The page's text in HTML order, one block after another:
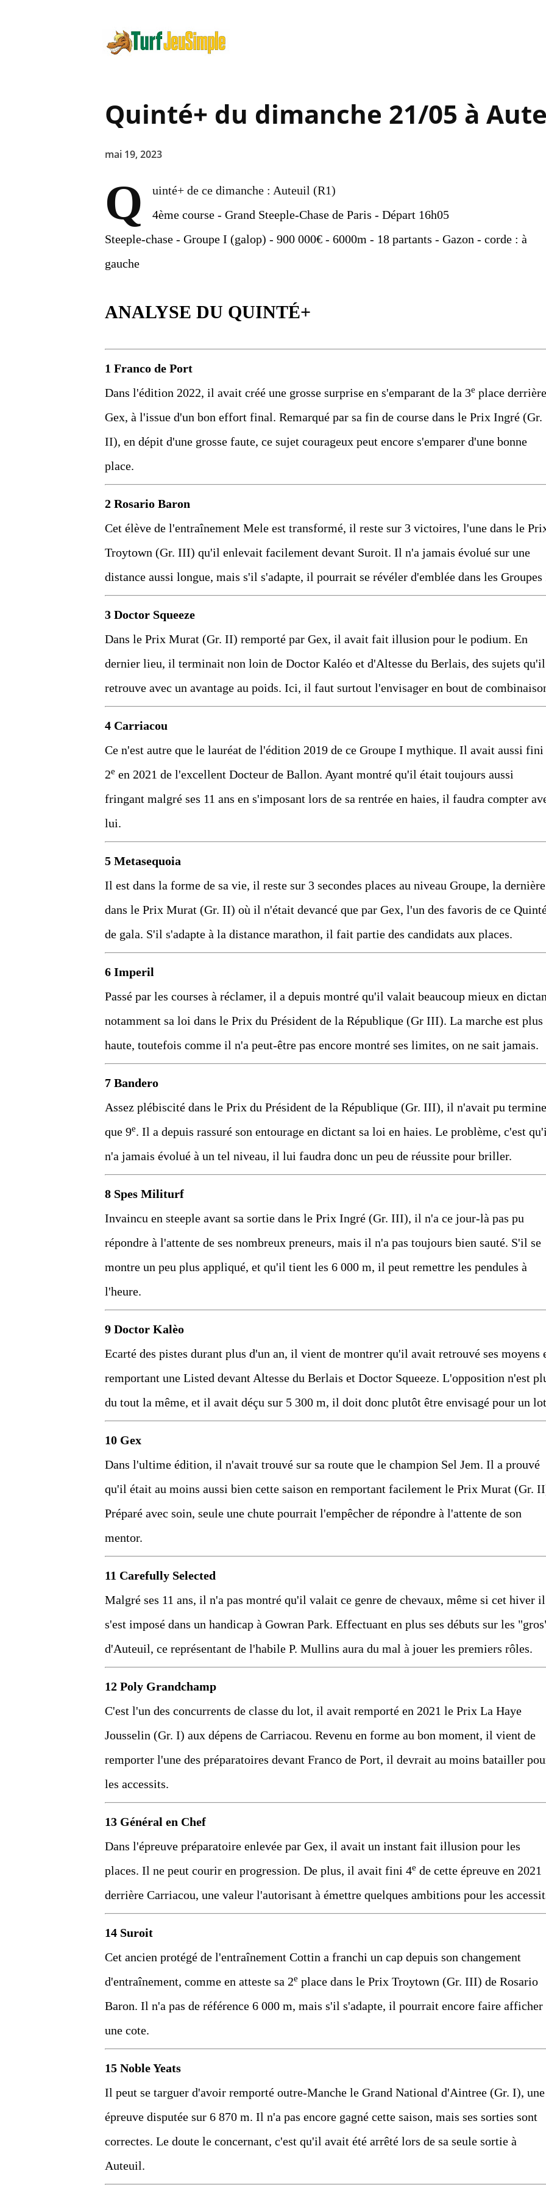
Quinté+ du dimanche 21/05 à
mai 19, 2023
Q
uinté+ de ce dimanche : Auteuil (R1)
4ème course - Grand Steeple-Chase de Paris - Départ 16h05
Steeple-chase - Groupe I (galop) - 900 000€ - 6000m - 18 partants - Gazon - corde : à
gauche
ANALYSE DU QUINTÉ+
1 Franco de Port
Dans l'édition 2022, il avait créé une grosse surprise en s'emparant de la 3e place derrière
Gex, à l'issue d'un bon effort final. Remarqué par sa fin de course dans le Prix Ingré (Gr.
II), en dépit d'une grosse faute, ce sujet courageux peut encore s'emparer d'une bonne
place.
2 Rosario Baron
Cet élève de l'entraînement Mele est transformé, il reste sur 3 victoires, l'une dans le
Troytown (Gr. III) qu'il enlevait facilement devant Suroit. Il n'a jamais évolué sur une
distance aussi longue, mais s'il s'adapte, il pourrait se révéler d'emblée dans les Groupes
3 Doctor Squeeze
Dans le Prix Murat (Gr. II) remporté par Gex, il avait fait illusion pour le podium. En
dernier lieu, il terminait non loin de Doctor Kaléo et d'Altesse du Berlais, des sujets qu'il
retrouve avec un avantage au poids. Ici, il faut surtout l'envisager en bout de
4 Carriacou
Ce n'est autre que le lauréat de l'édition 2019 de ce Groupe I mythique. Il avait aussi fini
2e en 2021 de l'excellent Docteur de Ballon. Ayant montré qu'il était toujours aussi
fringant malgré ses 11 ans en s'imposant lors de sa rentrée en haies, il faudra compter
lui.
5 Metasequoia
Il est dans la forme de sa vie, il reste sur 3 secondes places au niveau Groupe, la dernière
dans le Prix Murat (Gr. II) où il n'était devancé que par Gex, l'un des favoris de ce
de gala. S'il s'adapte à la distance marathon, il fait partie des candidats aux places.
6 Imperil
Passé par les courses à réclamer, il a depuis montré qu'il valait beaucoup mieux en
notamment sa loi dans le Prix du Président de la République (Gr III). La marche est plus
haute, toutefois comme il n'a peut-être pas encore montré ses limites, on ne sait jamais.
7 Bandero
Assez plébiscité dans le Prix du Président de la République (Gr. III), il n'avait pu
que 9e. Il a depuis rassuré son entourage en dictant sa loi en haies. Le problème, c'est
n'a jamais évolué à un tel niveau, il lui faudra donc un peu de réussite pour briller.
8 Spes Militurf
Invaincu en steeple avant sa sortie dans le Prix Ingré (Gr. III), il n'a ce jour-là pas pu
répondre à l'attente de ses nombreux preneurs, mais il n'a pas toujours bien sauté. S'il se
montre un peu plus appliqué, et qu'il tient les 6 000 m, il peut remettre les pendules à
l'heure.
9 Doctor Kalèo
Ecarté des pistes durant plus d'un an, il vient de montrer qu'il avait retrouvé ses moyens
remportant une Listed devant Altesse du Berlais et Doctor Squeeze. L'opposition n'est
du tout la même, et il avait déçu sur 5 300 m, il doit donc plutôt être envisagé pour un
10 Gex
Dans l'ultime édition, il n'avait trouvé sur sa route que le champion Sel Jem. Il a prouvé
qu'il était au moins aussi bien cette saison en remportant facilement le Prix Murat (Gr.
Préparé avec soin, seule une chute pourrait l'empêcher de répondre à l'attente de son
mentor.
11 Carefully Selected
Malgré ses 11 ans, il n'a pas montré qu'il valait ce genre de chevaux, même si cet hiver il
s'est imposé dans un handicap à Gowran Park. Effectuant en plus ses débuts sur les
d'Auteuil, ce représentant de l'habile P. Mullins aura du mal à jouer les premiers rôles.
12 Poly Grandchamp
C'est l'un des concurrents de classe du lot, il avait remporté en 2021 le Prix La Haye
Jousselin (Gr. I) aux dépens de Carriacou. Revenu en forme au bon moment, il vient de
remporter l'une des préparatoires devant Franco de Port, il devrait au moins batailler
les accessits.
13 Général en Chef
Dans l'épreuve préparatoire enlevée par Gex, il avait un instant fait illusion pour les
places. Il ne peut courir en progression. De plus, il avait fini 4e de cette épreuve en 2021
derrière Carriacou, une valeur l'autorisant à émettre quelques ambitions pour les
14 Suroit
Cet ancien protégé de l'entraînement Cottin a franchi un cap depuis son changement
d'entraînement, comme en atteste sa 2e place dans le Prix Troytown (Gr. III) de Rosario
Baron. Il n'a pas de référence 6 000 m, mais s'il s'adapte, il pourrait encore faire afficher
une cote.
15 Noble Yeats
Il peut se targuer d'avoir remporté outre-Manche le Grand National d'Aintree (Gr. I), une
épreuve disputée sur 6 870 m. Il n'a pas encore gagné cette saison, mais ses sorties sont
correctes. Le doute le concernant, c'est qu'il avait été arrêté lors de sa seule sortie à
Auteuil.